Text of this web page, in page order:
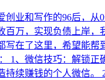
创业和写作的96后，从0
百万，实现负债上岸，
写在了这里，希望能帮
1、微信技巧：解锁正
持续赚钱的个人微信。